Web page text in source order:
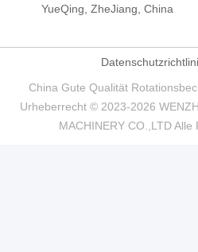
YueQing, ZheJiang, China
China Gute Qualität
Urheberrecht © 2023-2026
MACHINERY CO.,LTD Alle